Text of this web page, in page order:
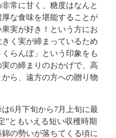
常に甘く、糖度はなんと
な食味を堪能することが
実が好き！という方にお
く実が締まっているため
らんぼ」という印象をも
の締まりのおかげで、高
ら、遠方の方への贈り物
6月下旬から7月上旬に最
”ともいえる短い収穫時期
の勢いが落ちてくる頃に